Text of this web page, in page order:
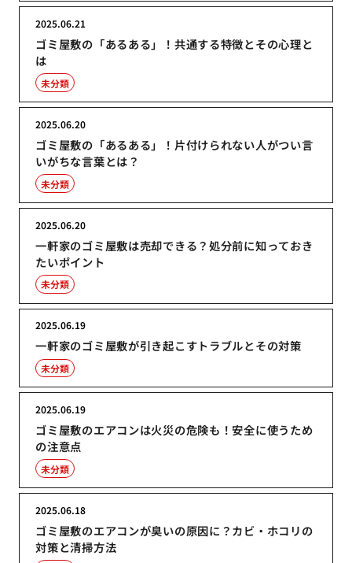
ゴミ屋敷の「あるある」！共通する特徴とその心理と
は
2025.06.21
未分類
ゴミ屋敷の「あるある」！片付けられない人がつい言
いがちな言葉とは？
2025.06.20
未分類
一軒家のゴミ屋敷は売却できる？処分前に知っておき
たいポイント
2025.06.20
未分類
一軒家のゴミ屋敷が引き起こすトラブルとその対策
2025.06.19
未分類
ゴミ屋敷のエアコンは火災の危険も！安全に使うため
の注意点
2025.06.19
未分類
ゴミ屋敷のエアコンが臭いの原因に？カビ・ホコリの
対策と清掃方法
2025.06.18